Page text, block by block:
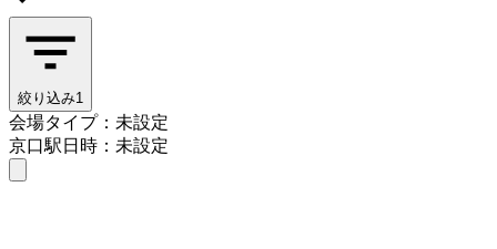
絞り込み1
会場タイプ：未設定
京口駅日時：未設定